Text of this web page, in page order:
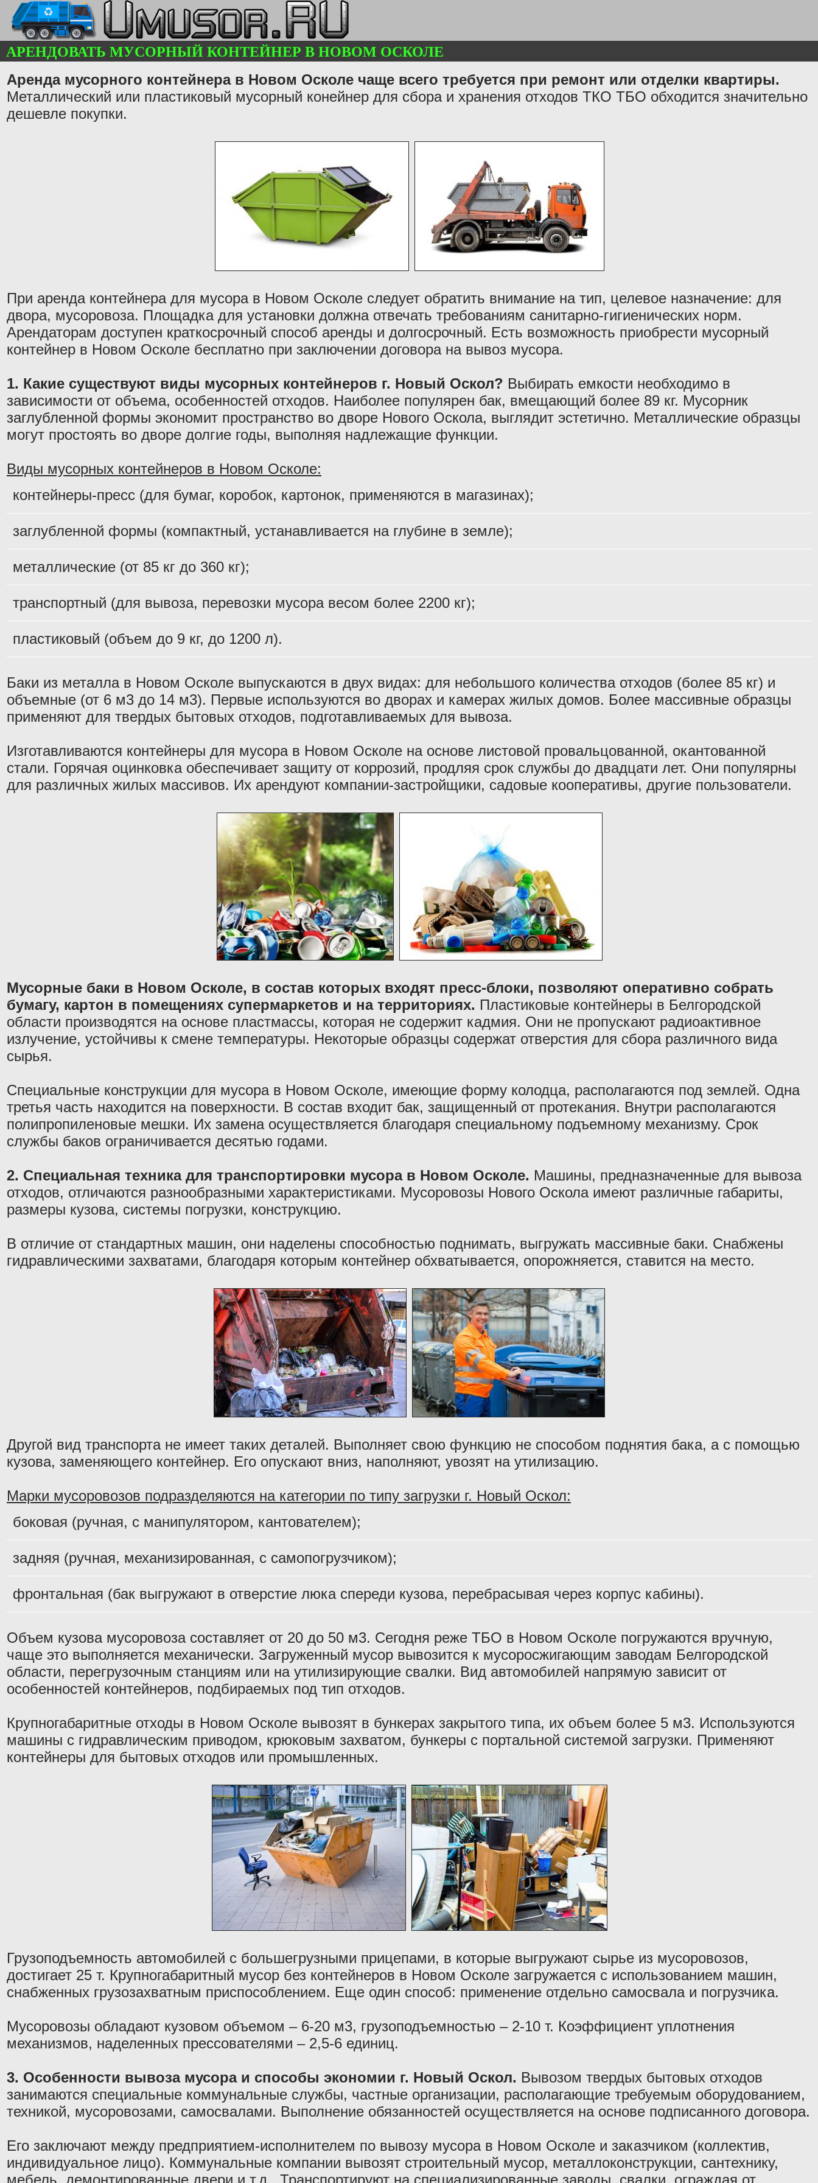
АРЕНДОВАТЬ МУСОРНЫЙ КОНТЕЙНЕР В НОВОМ ОСКОЛЕ
Аренда мусорного контейнера в Новом Осколе чаще всего требуется при ремонт или отделки квартиры.
Металлический или пластиковый мусорный конейнер для сбора и хранения отходов ТКО ТБО обходится значительно
дешевле покупки.
При аренда контейнера для мусора в Новом Осколе следует обратить внимание на тип, целевое назначение: для
двора, мусоровоза. Площадка для установки должна отвечать требованиям санитарно-гигиенических норм.
Арендаторам доступен краткосрочный способ аренды и долгосрочный. Есть возможность приобрести мусорный
контейнер в Новом Осколе бесплатно при заключении договора на вывоз мусора.
1. Какие существуют виды мусорных контейнеров г. Новый Оскол? Выбирать емкости необходимо в
зависимости от объема, особенностей отходов. Наиболее популярен бак, вмещающий более 89 кг. Мусорник
заглубленной формы экономит пространство во дворе Нового Оскола, выглядит эстетично. Металлические образцы
могут простоять во дворе долгие годы, выполняя надлежащие функции.
Виды мусорных контейнеров в Новом Осколе:
контейнеры-пресс (для бумаг, коробок, картонок, применяются в магазинах);
заглубленной формы (компактный, устанавливается на глубине в земле);
металлические (от 85 кг до 360 кг);
транспортный (для вывоза, перевозки мусора весом более 2200 кг);
пластиковый (объем до 9 кг, до 1200 л).
Баки из металла в Новом Осколе выпускаются в двух видах: для небольшого количества отходов (более 85 кг) и
объемные (от 6 м3 до 14 м3). Первые используются во дворах и камерах жилых домов. Более массивные образцы
применяют для твердых бытовых отходов, подготавливаемых для вывоза.
Изготавливаются контейнеры для мусора в Новом Осколе на основе листовой провальцованной, окантованной
стали. Горячая оцинковка обеспечивает защиту от коррозий, продляя срок службы до двадцати лет. Они популярны
для различных жилых массивов. Их арендуют компании-застройщики, садовые кооперативы, другие пользователи.
Мусорные баки в Новом Осколе, в состав которых входят пресс-блоки, позволяют оперативно собрать
бумагу, картон в помещениях супермаркетов и на территориях. Пластиковые контейнеры в Белгородской
области производятся на основе пластмассы, которая не содержит кадмия. Они не пропускают радиоактивное
излучение, устойчивы к смене температуры. Некоторые образцы содержат отверстия для сбора различного вида
сырья.
Специальные конструкции для мусора в Новом Осколе, имеющие форму колодца, располагаются под землей. Одна
третья часть находится на поверхности. В состав входит бак, защищенный от протекания. Внутри располагаются
полипропиленовые мешки. Их замена осуществляется благодаря специальному подъемному механизму. Срок
службы баков ограничивается десятью годами.
2. Специальная техника для транспортировки мусора в Новом Осколе. Машины, предназначенные для вывоза
отходов, отличаются разнообразными характеристиками. Мусоровозы Нового Оскола имеют различные габариты,
размеры кузова, системы погрузки, конструкцию.
В отличие от стандартных машин, они наделены способностью поднимать, выгружать массивные баки. Снабжены
гидравлическими захватами, благодаря которым контейнер обхватывается, опорожняется, ставится на место.
Другой вид транспорта не имеет таких деталей. Выполняет свою функцию не способом поднятия бака, а с помощью
кузова, заменяющего контейнер. Его опускают вниз, наполняют, увозят на утилизацию.
Марки мусоровозов подразделяются на категории по типу загрузки г. Новый Оскол:
боковая (ручная, с манипулятором, кантователем);
задняя (ручная, механизированная, с самопогрузчиком);
фронтальная (бак выгружают в отверстие люка спереди кузова, перебрасывая через корпус кабины).
Объем кузова мусоровоза составляет от 20 до 50 м3. Сегодня реже ТБО в Новом Осколе погружаются вручную,
чаще это выполняется механически. Загруженный мусор вывозится к мусоросжигающим заводам Белгородской
области, перегрузочным станциям или на утилизирующие свалки. Вид автомобилей напрямую зависит от
особенностей контейнеров, подбираемых под тип отходов.
Крупногабаритные отходы в Новом Осколе вывозят в бункерах закрытого типа, их объем более 5 м3. Используются
машины с гидравлическим приводом, крюковым захватом, бункеры с портальной системой загрузки. Применяют
контейнеры для бытовых отходов или промышленных.
Грузоподъемность автомобилей с большегрузными прицепами, в которые выгружают сырье из мусоровозов,
достигает 25 т. Крупногабаритный мусор без контейнеров в Новом Осколе загружается с использованием машин,
снабженных грузозахватным приспособлением. Еще один способ: применение отдельно самосвала и погрузчика.
Мусоровозы обладают кузовом объемом – 6-20 м3, грузоподъемностью – 2-10 т. Коэффициент уплотнения
механизмов, наделенных прессователями – 2,5-6 единиц.
3. Особенности вывоза мусора и способы экономии г. Новый Оскол. Вывозом твердых бытовых отходов
занимаются специальные коммунальные службы, частные организации, располагающие требуемым оборудованием,
техникой, мусоровозами, самосвалами. Выполнение обязанностей осуществляется на основе подписанного договора.
Его заключают между предприятием-исполнителем по вывозу мусора в Новом Осколе и заказчиком (коллектив,
индивидуальное лицо). Коммунальные компании вывозят строительный мусор, металлоконструкции, сантехнику,
мебель, демонтированные двери и т.д.. Транспортируют на специализированные заводы, свалки, ограждая от